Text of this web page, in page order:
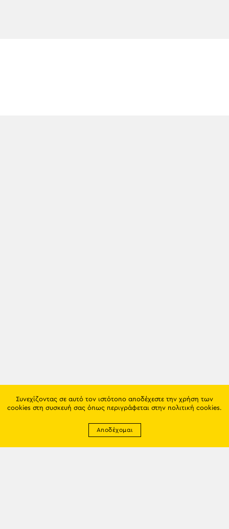
Συνεχίζοντας σε αυτό τον ιστότοπο αποδέχεστε την χρήση των
cookies στη συσκευή σας όπως περιγράφεται στην πολιτική cookies.
Αποδέχομαι